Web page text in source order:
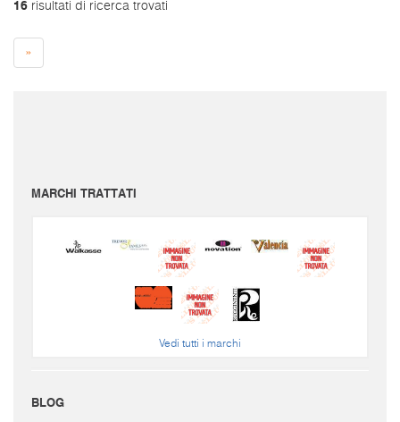
16 risultati di ricerca trovati
»
MARCHI TRATTATI
Vedi tutti i marchi
BLOG